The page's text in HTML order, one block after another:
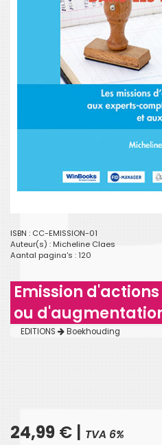
ISBN : CC-EMISSION-01
Auteur(s) : Micheline Claes
Aantal pagina's : 120
Emission
ou
EDITIONS Boekhouding
24,99 € | TVA 6%